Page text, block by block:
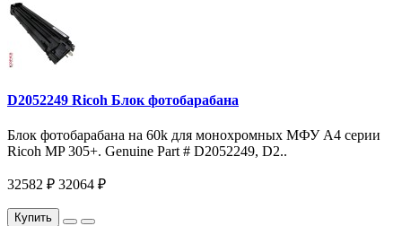
D2052249 Ricoh Блок фотобарабана
Блок фотобарабана на 60k для монохромных МФУ A4 серии
Ricoh MP 305+. Genuine Part # D2052249, D2..
32582 ₽ 32064 ₽
Купить